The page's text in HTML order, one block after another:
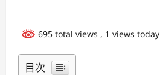
695 total views , 1 views today
目次